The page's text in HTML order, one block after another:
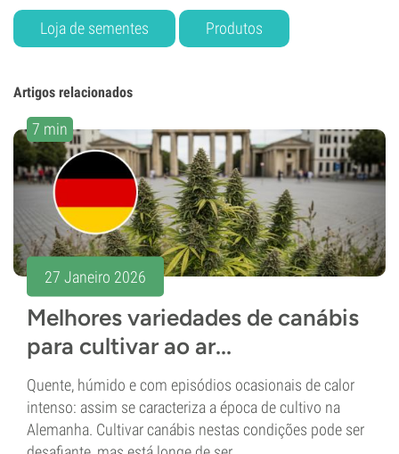
Loja de sementes Produtos
Artigos relacionados
7 min
27 Janeiro 2026
Melhores variedades de canábis
para cultivar ao ar...
Quente, húmido e com episódios ocasionais de calor
intenso: assim se caracteriza a época de cultivo na
Alemanha. Cultivar canábis nestas condições pode ser